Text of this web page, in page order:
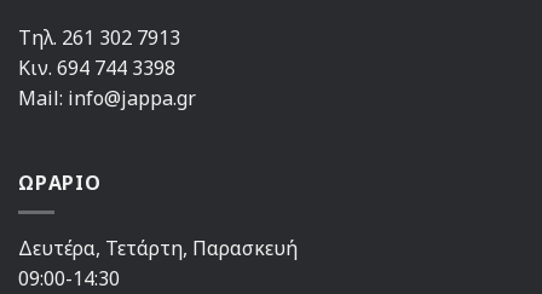
Τηλ. 261 302 7913
Κιν. 694 744 3398
Mail: info@jappa.gr
ΩΡΑΡΙΟ
Δευτέρα, Τετάρτη, Παρασκευή
09:00-14:30